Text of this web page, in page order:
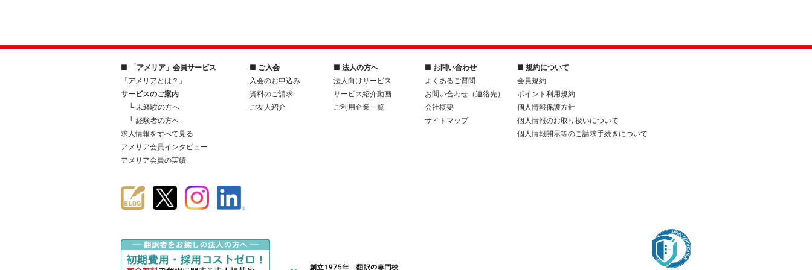
■ 「アメリア」会員サービス
「アメリアとは？」
サービスのご案内
└ 未経験の方へ
└ 経験者の方へ
求人情報をすべて見る
アメリア会員インタビュー
アメリア会員の実績
■ ご入会
入会のお申込み
資料のご請求
ご友人紹介
■ 法人の方へ
法人向けサービス
サービス紹介動画
ご利用企業一覧
■ お問い合わせ
よくあるご質問
お問い合わせ（連絡先）
会社概要
サイトマップ
■ 規約について
会員規約
ポイント利用規約
個人情報保護方針
個人情報のお取り扱いについて
個人情報開示等のご請求手続きについて